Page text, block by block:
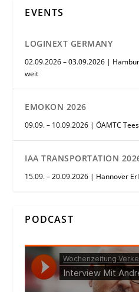
EVENTS
LOGINEXT GERMANY
02.09.2026 – 03.09.2026 |
weit
EMOKON 2026
09.09. – 10.09.2026 | ÖAMTC
IAA TRANSPORTATION
15.09. – 20.09.2026 | Hannover
PODCAST